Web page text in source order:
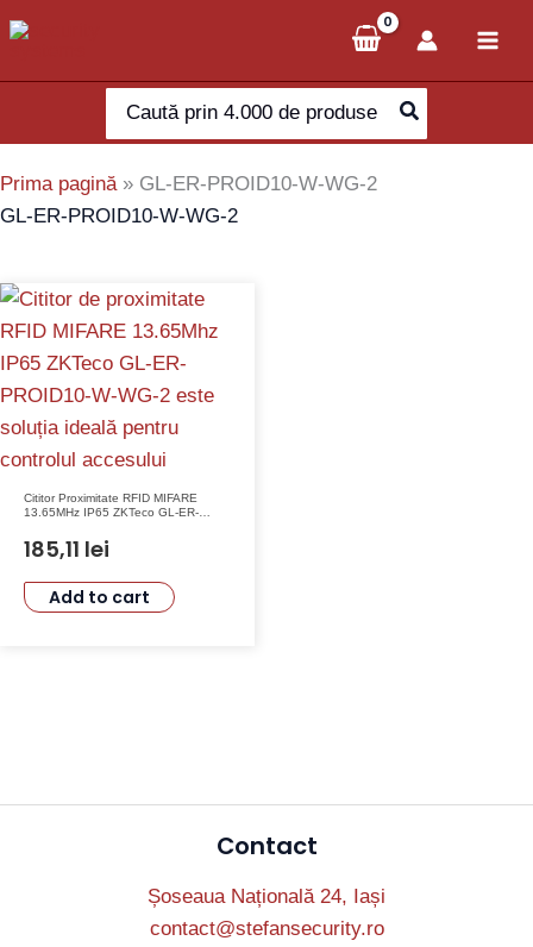
Skip
to
content
for:
Prima pagină» GL-ER-PROID10-W-WG-2
GL-ER-PROID10-W-WG-2
Cititor Proximitate RFID MIFARE
13.65MHz IP65 ZKTeco GL-ER-
Extern
185,11 lei
Add to cart
Contact
Șoseaua Națională 24, Iași
contact@stefansecurity.ro